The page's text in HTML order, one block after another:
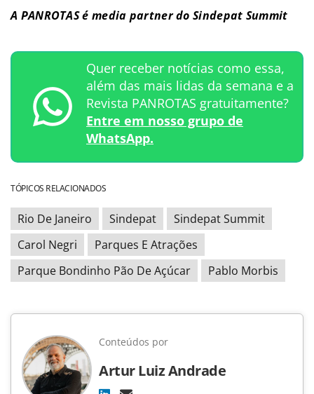
A PANROTAS é media partner do Sindepat Summit
Quer receber notícias como essa,
além das mais lidas da semana e a
Revista PANROTAS gratuitamente?
Entre em nosso grupo de
WhatsApp.
TÓPICOS RELACIONADOS
Rio De Janeiro Sindepat
Sindepat Summit
Carol Negri
Parques E Atrações
Parque Bondinho Pão De Açúcar
Pablo Morbis
Conteúdos por
Artur Luiz Andrade